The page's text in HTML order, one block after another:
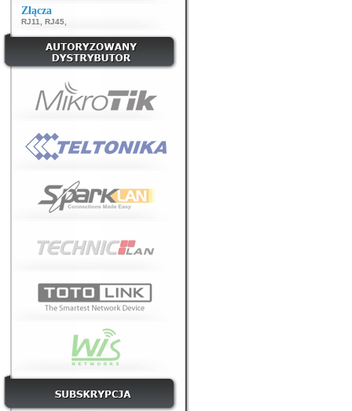
Złącza
RJ11 RJ45